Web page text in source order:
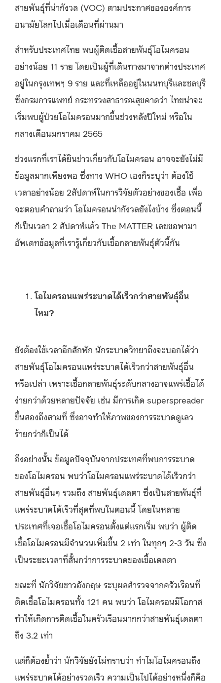
สายพันธุ์ที่น่ากังวล (VOC) ตามประกาศขององค์การ
อนามัยโลกไปเมื่อเดือนที่ผ่านมา
สำหรับประเทศไทย พบผู้ติดเชื้อสายพันธุ์โอไมครอน
อย่างน้อย 11 ราย โดยเป็นผู้ที่เดินทางมาจากต่างประเทศ
อยู่ในกรุงเทพฯ 9 ราย และที่เหลืออยู่ในนนทบุรีและชลบุรี
ซึ่งกรมการแพทย์ กระทรวงสาธารณสุขคาดว่าไทยน่าจะ
เริ่มพบผู้ป่วยโอไมครอนมากขึ้นช่วงหลังปีใหม่ หรือใน
กลางเดือนมกราคม 2565
ช่วงแรกที่เราได้ยินข่าวเกี่ยวกับโอไมครอน อาจจะยังไม่มี
ข้อมูลมากเพียงพอ ซึ่งทาง WHO เองก็ระบุว่า ต้องใช้
เวลาอย่างน้อย 2สัปดาห์ในการวิจัยตัวอย่างของเชื้อ เพื่อ
จะตอบคำถามว่า โอไมครอนน่ากังวลยังไงบ้าง ซึ่งตอนนี้
ก็เป็นเวลา 2 สัปดาห์แล้ว The MATTER เลยขอพามา
อัพเดทข้อมูลที่เรารู้เกี่ยวกับเชื้อกลายพันธุ์ตัวนี้กัน
โอไมครอนแพร่ระบาดได้เร็วกว่าสายพันธุ์อื่น
ไหม?
ยังต้องใช้เวลาอีกสักพัก นักระบาดวิทยาถึงจะบอกได้ว่า
สายพันธุ์โอไมครอนแพร่ระบาดได้เร็วกว่าสายพันธุ์อื่น
หรือเปล่า เพราะเชื้อกลายพันธุ์ระดับกลางอาจแพร่เชื้อได้
ง่ายกว่าด้วยหลายปัจจัย เช่น มีการเกิด superspreader
ขึ้นสองถึงสามที่ ซึ่งอาจทำให้ภาพของการระบาดดูเลว
ร้ายกว่าก็เป็นได้
ถึงอย่างนั้น ข้อมูลปัจจุบันจากประเทศที่พบการระบาด
ของโอไมครอน พบว่าโอไมครอนแพร่ระบาดได้เร็วกว่า
สายพันธุ์อื่นๆ รวมถึง สายพันธุ์เดลตา ซึ่งเป็นสายพันธุ์ที่
แพร่ระบาดได้เร็วที่สุดที่พบในตอนนี้ โดยในหลาย
ประเทศที่เจอเชื้อโอไมครอนตั้งแต่แรกเริ่ม พบว่า ผู้ติด
เชื้อโอไมครอนมีจำนวนเพิ่มขึ้น 2 เท่า ในทุกๆ 2-3 วัน ซึ่ง
เป็นระยะเวลาที่สั้นกว่าการระบาดของเชื้อเดลตา
ขณะที่ นักวิจัยชาวอังกฤษ ระบุผลสำรวจจากครัวเรือนที่
ติดเชื้อโอไมครอนทั้ง 121 คน พบว่า โอไมครอนมีโอกาส
ทำให้เกิดการติดเชื้อในครัวเรือนมากกว่าสายพันธุ์เดลตา
ถึง 3.2 เท่า
แต่ก็ต้องย้ำว่า นักวิจัยยังไม่ทราบว่า ทำไมโอไมครอนถึง
แพร่ระบาดได้อย่างรวดเร็ว ความเป็นไปได้อย่างหนึ่งก็คือ